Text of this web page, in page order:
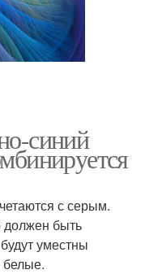
синий
с серым.
должен быть
уместны
белые.